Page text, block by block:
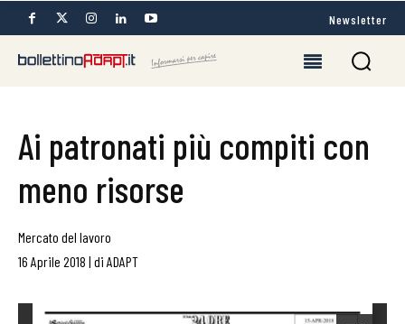
Newsletter
Ai patronati più compiti con
meno risorse
Mercato del lavoro
16 Aprile 2018 | di ADAPT